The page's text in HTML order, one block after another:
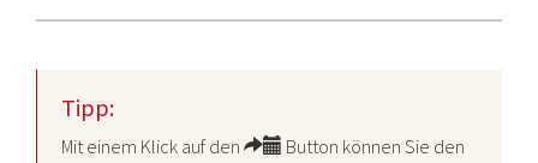
Tipp:
Mit einem Klick auf den
Button können Sie den